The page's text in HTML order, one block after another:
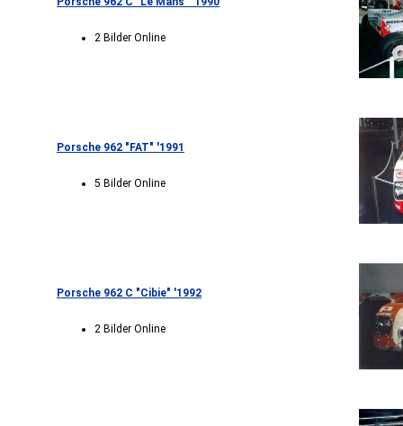
2 Bilder Online
Porsche 962 "FAT" '1991
5 Bilder Online
Porsche 962 C "Cibie" '1992
2 Bilder Online